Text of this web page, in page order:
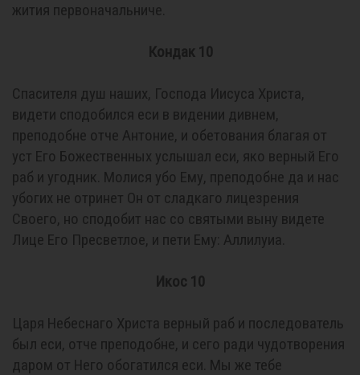
жития первоначальниче.
Кондак 10
Спасителя душ наших, Господа Иисуса Христа,
видети сподобился еси в видении дивнем,
преподобне отче Антоние, и обетования благая от
уст Его Божественных услышал еси, яко верный Его
раб и угодник. Молися убо Ему, преподобне да и нас
убогих не отринет Он от сладкаго лицезрения
Своего, но сподобит нас со святыми выну видете
Лице Его Пресветлое, и пети Ему: Аллилуиа.
Икос 10
Царя Heбеснаго Христа верный раб и последователь
был еси, отче преподобне, и сего ради чудотворения
даром от Него обогатился еси. Мы же тебе